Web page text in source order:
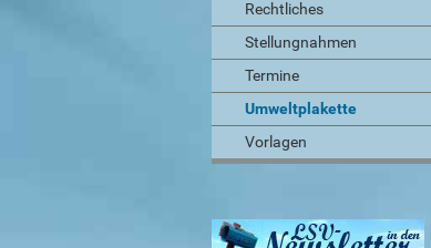
Rechtliches
Stellungnahmen
Termine
Umweltplakette
Vorlagen